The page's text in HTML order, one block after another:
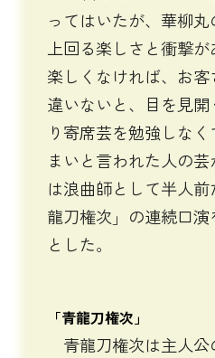
ってはいたが、華柳
上回る楽しさと衝撃
楽しくなければ、お
違いないと、目を見
り寄席芸を勉強しな
まいと言われた人の
は浪曲師として半人
龍刀権次」の連続口
とした。
「青龍刀権次」
青龍刀権次は主人